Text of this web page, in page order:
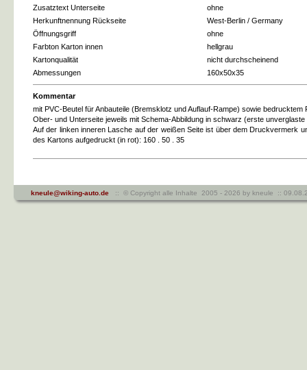
Zusatztext Unterseite
ohne
Herkunftnennung Rückseite
West-Berlin / Germany
Öffnungsgriff
ohne
Farbton Karton innen
hellgrau
Kartonqualität
nicht durchscheinend
Abmessungen
160x50x35
Kommentar
mit PVC-Beutel für Anbauteile (Bremsklotz und Auflauf-Rampe) sowie
Ober- und Unterseite jeweils mit Schema-Abbildung in schwarz (erste
Auf der linken inneren Lasche auf der weißen Seite ist über dem Druckvermerk
des Kartons aufgedruckt (in rot): 160 . 50 . 35
kneule@wiking-auto.de :: © Copyright alle Inhalte 2005 - 2026 by kneule ::